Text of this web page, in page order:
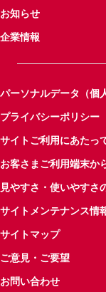
お知らせ
企業情報
パーソナルデータ（個
プライバシーポリシー
サイトご利用にあたっ
お客さまご利用端末か
見やすさ・使いやすさ
サイトメンテナンス情
サイトマップ
ご意見・ご要望
お問い合わせ